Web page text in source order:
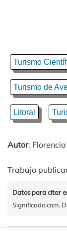
Turismo
Turismo de
Litoral
Autor:
Trabajo
Datos para citar
Significado.com.